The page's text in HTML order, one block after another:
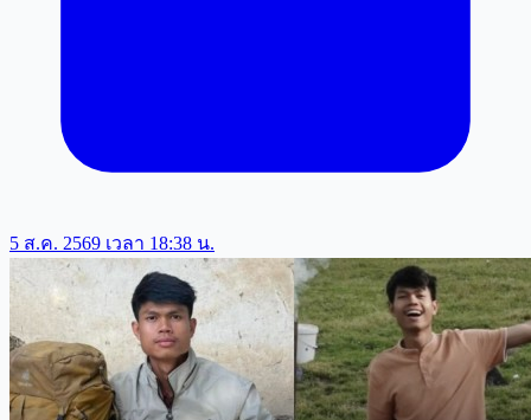
5 ส.ค. 2569 เวลา 18:38 น.